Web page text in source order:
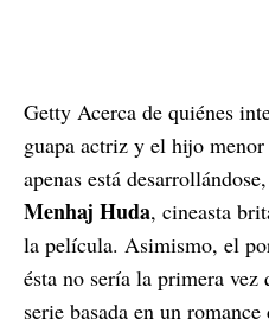
Getty Acerca de quiénes
guapa actriz y el hijo
apenas está
Menhaj Huda, cineasta
la película. Asimismo, el
ésta no sería la primera
serie basada en un